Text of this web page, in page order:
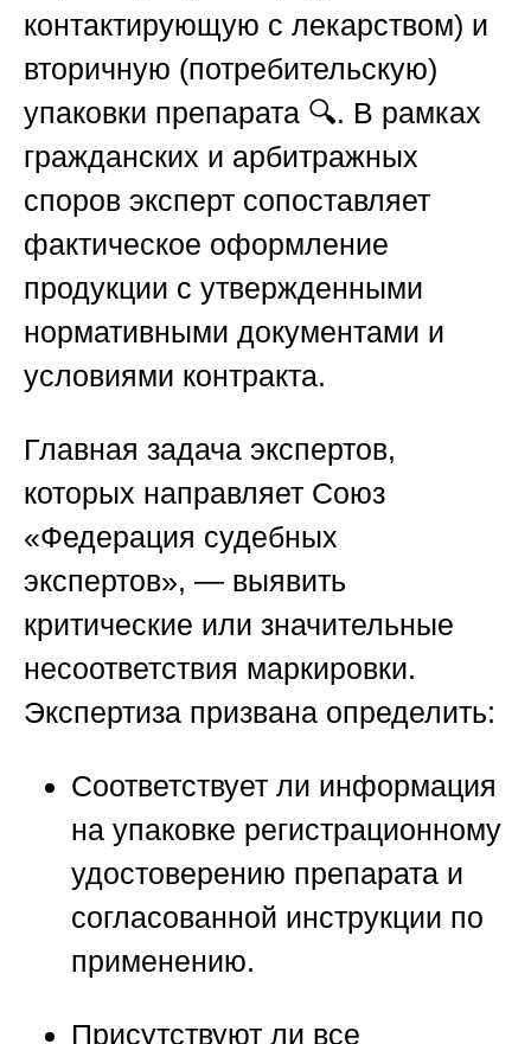
контактирующую с лекарством) и
вторичную (потребительскую)
упаковки препарата 🔍. В рамках
гражданских и арбитражных
споров эксперт сопоставляет
фактическое оформление
продукции с утвержденными
нормативными документами и
условиями контракта.
Главная задача экспертов,
которых направляет Союз
«Федерация судебных
экспертов», — выявить
критические или значительные
несоответствия маркировки.
Экспертиза призвана определить:
Соответствует ли информация
на упаковке регистрационному
удостоверению препарата и
согласованной инструкции по
применению.
Присутствуют ли все